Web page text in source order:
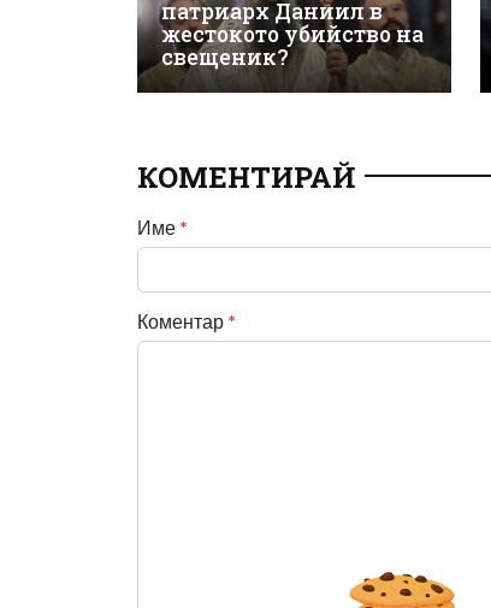
патриарх Даниил в
жестокото убийство на
свещеник?
КОМЕНТИРАЙ
Име *
Коментар *